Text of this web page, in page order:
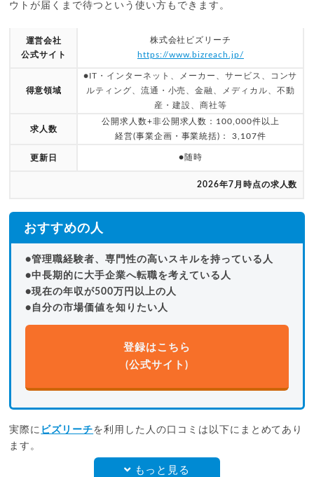
ウトが届くまで待つという使い方もできます。
運営会社
公式サイト
株式会社ビズリーチ
https://www.bizreach.jp/
得意領域
●IT・インターネット、メーカー、サービス、コンサ
ルティング、流通・小売、金融、メディカル、不動
産・建設、商社等
求人数
公開求人数+非公開求人数：100,000件以上
経営(事業企画・事業統括)： 3,107件
更新日 ●随時
2026年7月時点の求人数
おすすめの人
●管理職経験者、専門性の高いスキルを持っている人
●中長期的に大手企業へ転職を考えている人
●現在の年収が500万円以上の人
●自分の市場価値を知りたい人
登録はこちら
(公式サイト)
実際に ビズリーチを利用した人の口コミは以下にまとめてあり
ます。
もっと見る